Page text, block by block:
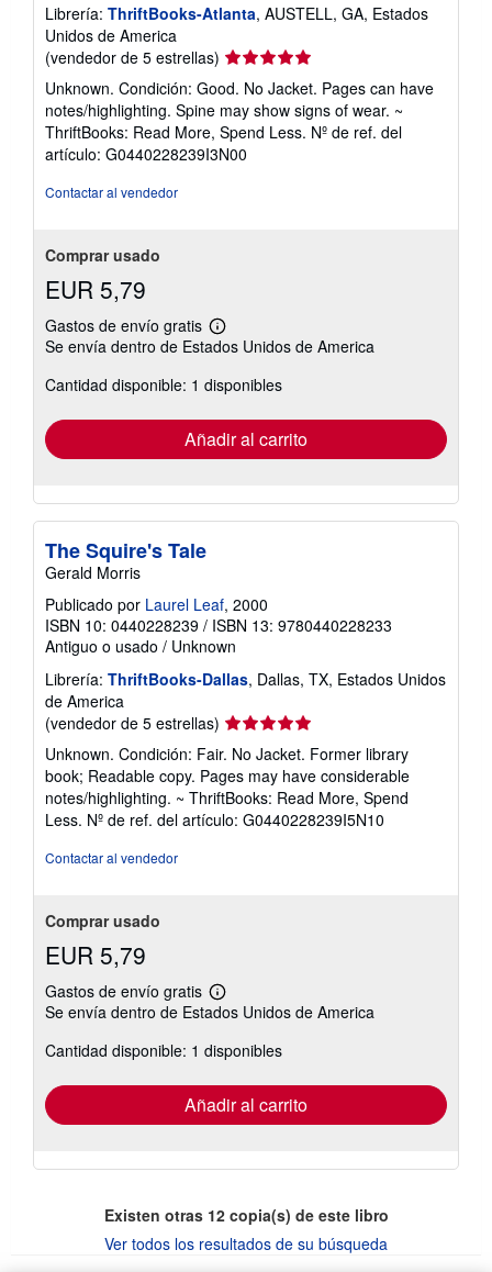
Librería: ThriftBooks-Atlanta, AUSTELL, GA, Estados
Unidos de America
(vendedor de 5 estrellas) Calificación
del
vendedor:
5
de
5
Unknown. Condición: Good. No Jacket. Pages can have
notes/highlighting. Spine may show signs of wear. ~
ThriftBooks: Read More, Spend Less. Nº de ref. del
artículo: G0440228239I3N00
Contactar al vendedor
Comprar usado
EUR 5,79
Gastos de envío gratis
Más
información
las
tarifas
envío
Se envía dentro de Estados Unidos de America
Cantidad disponible: 1 disponibles
Añadir al carrito
The Squire's Tale
Gerald Morris
Publicado por Laurel Leaf, 2000
ISBN 10: 0440228239 / ISBN 13: 9780440228233
Antiguo o usado / Unknown
Librería: ThriftBooks-Dallas, Dallas, TX, Estados Unidos
de America
(vendedor de 5 estrellas) Calificación
del
vendedor:
5
de
5
Unknown. Condición: Fair. No Jacket. Former library
book; Readable copy. Pages may have considerable
notes/highlighting. ~ ThriftBooks: Read More, Spend
Less. Nº de ref. del artículo: G0440228239I5N10
Contactar al vendedor
Comprar usado
EUR 5,79
Gastos de envío gratis
Más
información
las
tarifas
envío
Se envía dentro de Estados Unidos de America
Cantidad disponible: 1 disponibles
Añadir al carrito
Existen otras 12copia(s) de este libro
Ver todos los resultados de su búsqueda